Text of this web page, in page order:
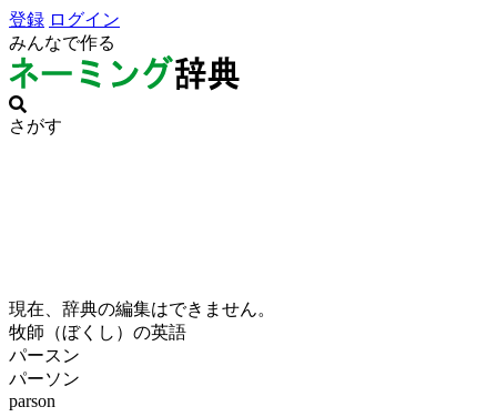
登録 ログイン
みんなで作る
さがす
現在、辞典の編集はできません。
牧師（ぼくし）の英語
パースン
パーソン
parson